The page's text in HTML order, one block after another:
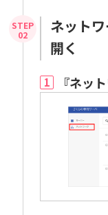
ネット
開く
1 『ネッ